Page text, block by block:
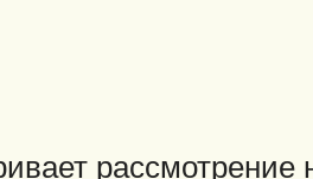
рассмотрение